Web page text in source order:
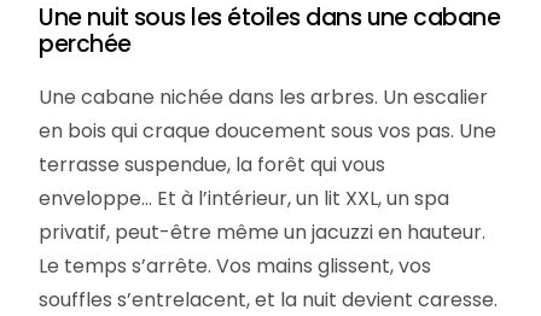
Une nuit sous les étoiles dans une cabane
perchée
Une cabane nichée dans les arbres. Un escalier
en bois qui craque doucement sous vos pas. Une
terrasse suspendue, la forêt qui vous
enveloppe… Et à l’intérieur, un lit XXL, un spa
privatif, peut-être même un jacuzzi en hauteur.
Le temps s’arrête. Vos mains glissent, vos
souffles s’entrelacent, et la nuit devient caresse.